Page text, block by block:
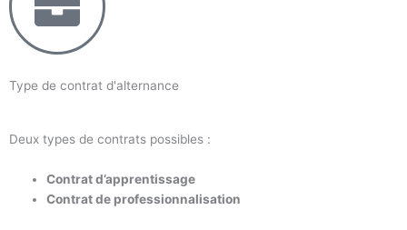
Type de contrat d'alternance
Deux types de contrats possibles :
Contrat d’apprentissage
Contrat de professionnalisation